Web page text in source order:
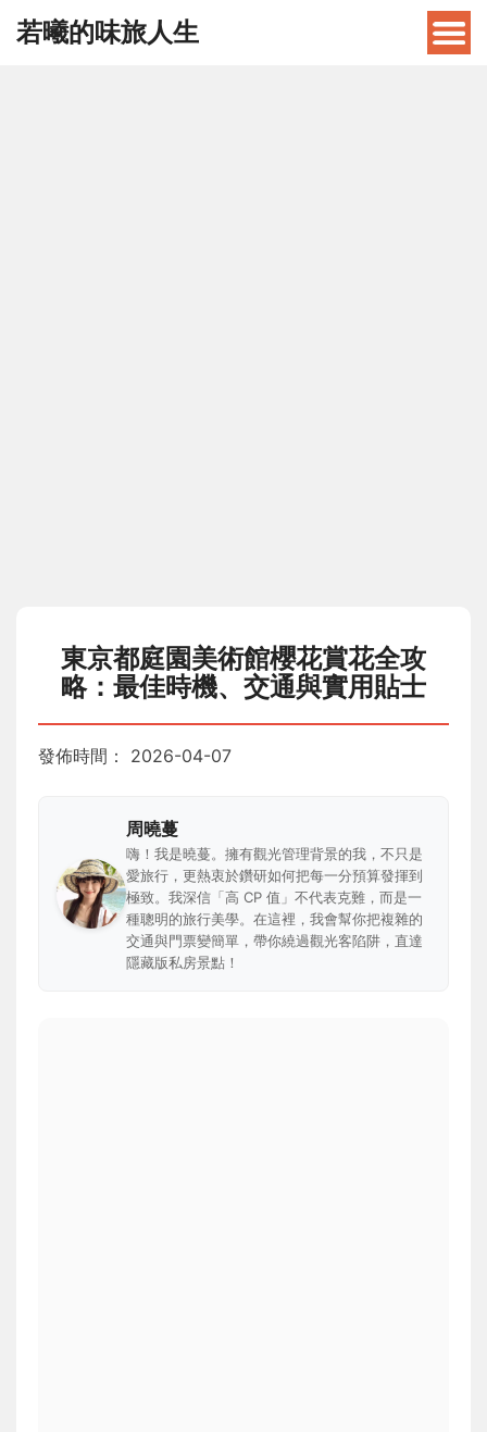
若曦的味旅人生
東京都庭園美術館櫻花賞花全攻
略：最佳時機、交通與實用貼士
發佈時間： 2026-04-07
周曉蔓
嗨！我是曉蔓。擁有觀光管理背景的我，不只是
愛旅行，更熱衷於鑽研如何把每一分預算發揮到
極致。我深信「高 CP 值」不代表克難，而是一
種聰明的旅行美學。在這裡，我會幫你把複雜的
交通與門票變簡單，帶你繞過觀光客陷阱，直達
隱藏版私房景點！